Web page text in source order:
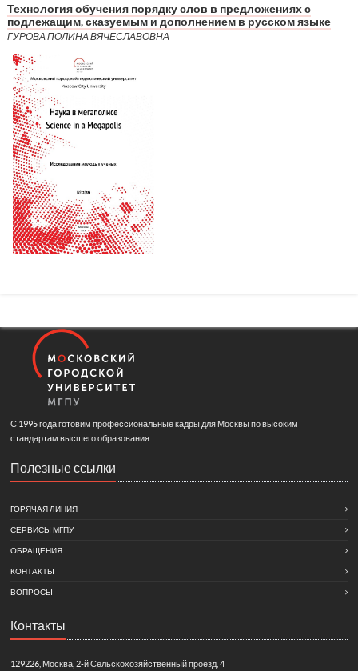
Технология обучения порядку слов в предложениях с
подлежащим, сказуемым и дополнением в русском языке
ГУРОВА ПОЛИНА ВЯЧЕСЛАВОВНА
С 1995 года готовим профессиональные кадры для Москвы по высоким
стандартам высшего образования.
Полезные ссылки
ГОРЯЧАЯ ЛИНИЯ
СЕРВИСЫ МГПУ
ОБРАЩЕНИЯ
КОНТАКТЫ
ВОПРОСЫ
Контакты
129226, Москва, 2-й Сельскохозяйственный проезд, 4